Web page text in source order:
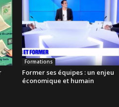
Formations
Former ses équipes : un enjeu
économique et humain